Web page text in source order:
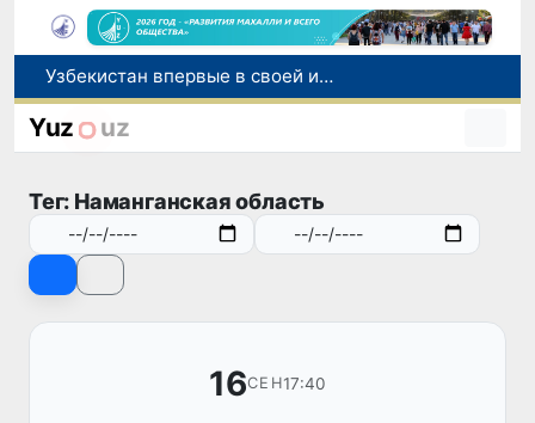
Узбекистан впервые в своей истории примет престижную Международную олимпиаду по информатике IOI 2026
Число пользователей мобильного интернета в Узбекистане за 10 лет выросло в 4,3 раза
При содействии Генконсульства Узбекистана соотечественница, перенесшая инсульт в Алматы, вернулась на родину
Yuz uz
Тег: Наманганская область
16СЕН17:40